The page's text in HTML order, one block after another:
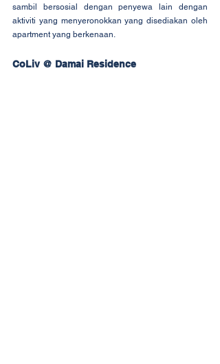
sambil bersosial dengan penyewa lain dengan
aktiviti yang menyeronokkan yang disediakan oleh
apartment yang berkenaan.
CoLiv @ Damai Residence